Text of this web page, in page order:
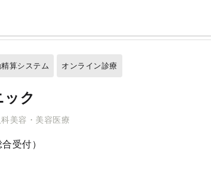
算システム オンライン診療
ク
美容・美容医療
受付）